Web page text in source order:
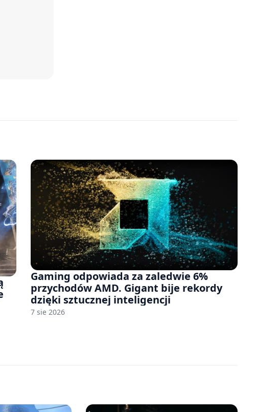
Gaming odpowiada za zaledwie 6%
przychodów AMD. Gigant bije rekordy
dzięki sztucznej inteligencji
7 sie 2026